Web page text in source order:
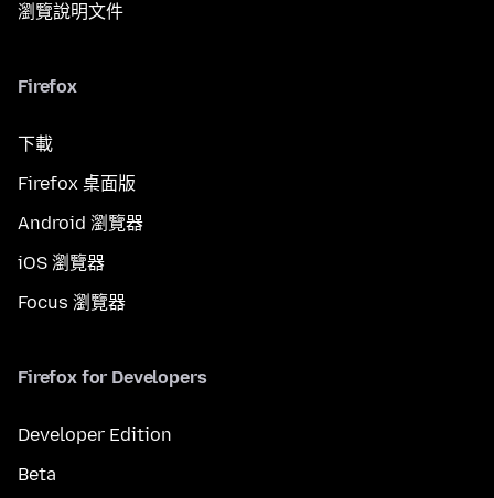
瀏覽說明文件
Firefox
下載
Firefox 桌面版
Android 瀏覽器
iOS 瀏覽器
Focus 瀏覽器
Firefox for Developers
Developer Edition
Beta